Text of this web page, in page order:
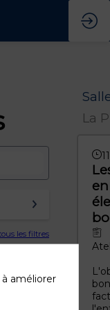
les filtres
La
améliorer